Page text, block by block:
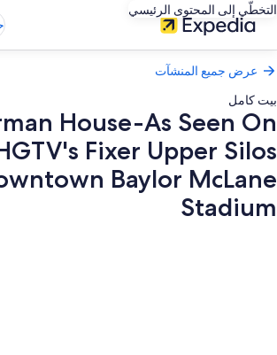
التخطّي إلى المحتوى الرئيسي
عرض جميع المنشآت
بيت كامل
House-As Seen On
Fixer Upper Silos
Baylor McLane
Stadium